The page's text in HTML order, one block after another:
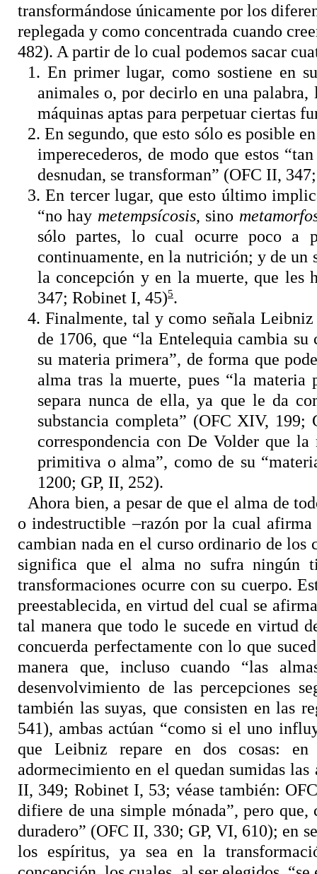
transformándose únicamente por los
replegada y como concentrada cuando
482). A partir de lo cual podemos sacar
1. En primer lugar, como sostiene en
animales o, por decirlo en una palabra,
máquinas aptas para perpetuar ciertas
2. En segundo, que esto sólo es posible
imperecederos, de modo que estos
desnudan, se transforman” (OFC II,
3. En tercer lugar, que esto último
“no hay metempsícosis, sino
sólo partes, lo cual ocurre poco a
continuamente, en la nutrición; y de un
la concepción y en la muerte, que les
347; Robinet I, 45)5.
4. Finalmente, tal y como señala Leibniz
de 1706, que “la Entelequia cambia
su materia primera”, de forma que
alma tras la muerte, pues “la materia
separa nunca de ella, ya que le da
substancia completa” (OFC XIV, 199;
correspondencia con De Volder que
primitiva o alma”, como de su
1200; GP, II, 252).
Ahora bien, a pesar de que el alma de
o indestructible –razón por la cual
cambian nada en el curso ordinario de
significa que el alma no sufra ningún
transformaciones ocurre con su cuerpo.
preestablecida, en virtud del cual se
tal manera que todo le sucede en virtud
concuerda perfectamente con lo que
manera que, incluso cuando “las
desenvolvimiento de las percepciones
también las suyas, que consisten en las
541), ambas actúan “como si el uno
que Leibniz repare en dos cosas:
adormecimiento en el quedan sumidas
II, 349; Robinet I, 53; véase también:
difiere de una simple mónada”, pero
duradero” (OFC II, 330; GP, VI, 610); en
los espíritus, ya sea en la